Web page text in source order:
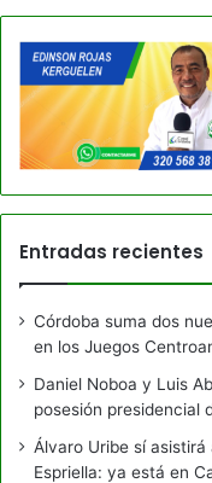
Entradas recientes
Córdoba suma dos
en los Juegos
Daniel Noboa y Luis
posesión presidencial
Álvaro Uribe sí asistirá
Espriella: ya está en